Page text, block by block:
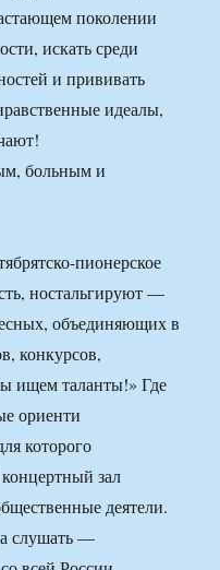
поколении
искать среди
и прививать
идеалы,
пионерское
ностальгируют —
объединяющих в
конкурсов,
ищем таланты!» Где
ориенти
которого
зал
деятели.
слушать —